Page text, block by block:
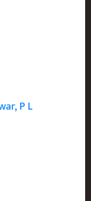
P L